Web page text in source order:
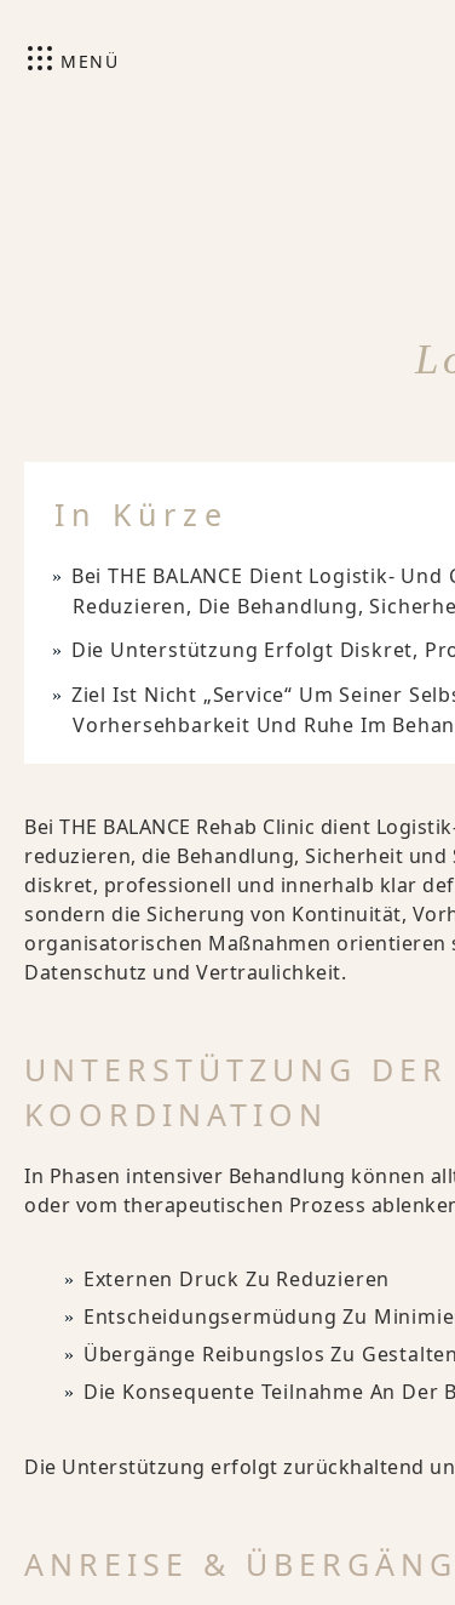
MENÜ
In Kürze
Bei THE BALANCE Dient Logistik-
Reduzieren, Die Behandlung,
Die Unterstützung Erfolgt Diskret,
Ziel Ist Nicht „Service“ Um Seiner
Vorhersehbarkeit Und Ruhe Im
Bei THE BALANCE Rehab Clinic dient
reduzieren, die Behandlung, Sicherheit
diskret, professionell und innerhalb klar
sondern die Sicherung von Kontinuität,
organisatorischen Maßnahmen
Datenschutz und Vertraulichkeit.
UNTERSTÜTZUNG
KOORDINATION
In Phasen intensiver Behandlung können
oder vom therapeutischen Prozess
Externen Druck Zu Reduzieren
Entscheidungsermüdung Zu
Übergänge Reibungslos Zu Gestalten
Die Konsequente Teilnahme An Der
Die Unterstützung erfolgt zurückhaltend
ANREISE &